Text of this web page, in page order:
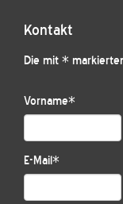
Kontakt
Die mit *
Vorname*
E-Mail*